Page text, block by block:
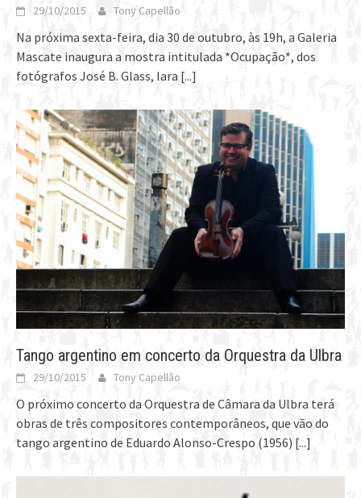
29/10/2015 Tony Capellão
Na próxima sexta-feira, dia 30 de outubro, às 19h, a Galeria
Mascate inaugura a mostra intitulada *Ocupação*, dos
fotógrafos José B. Glass, Iara [...]
Tango argentino em concerto da Orquestra da Ulbra
29/10/2015 Tony Capellão
O próximo concerto da Orquestra de Câmara da Ulbra terá
obras de três compositores contemporâneos, que vão do
tango argentino de Eduardo Alonso-Crespo (1956) [...]